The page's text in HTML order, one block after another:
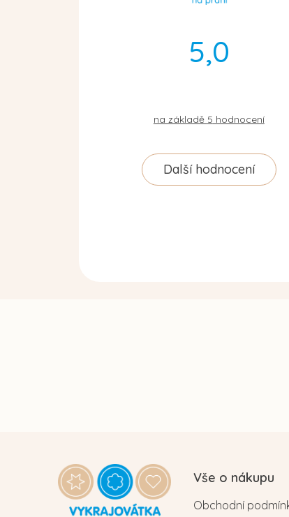
5,0
na základě 5 hodnocení
Další hodnocení
Vše o nákupu
Obchodní